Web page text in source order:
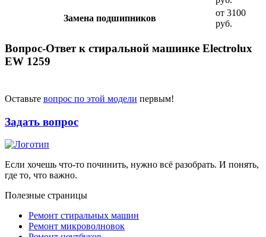
Замена подшипников
от 3100
руб.
Вопрос-Ответ к стиральной машинке Electrolux
EW 1259
Оставьте вопрос по этой модели первым!
Задать вопрос
Если хочешь что-то починить, нужно всё разобрать. И понять,
где то, что важно.
Полезные страницы
Ремонт стиральных машин
Ремонт микроволновок